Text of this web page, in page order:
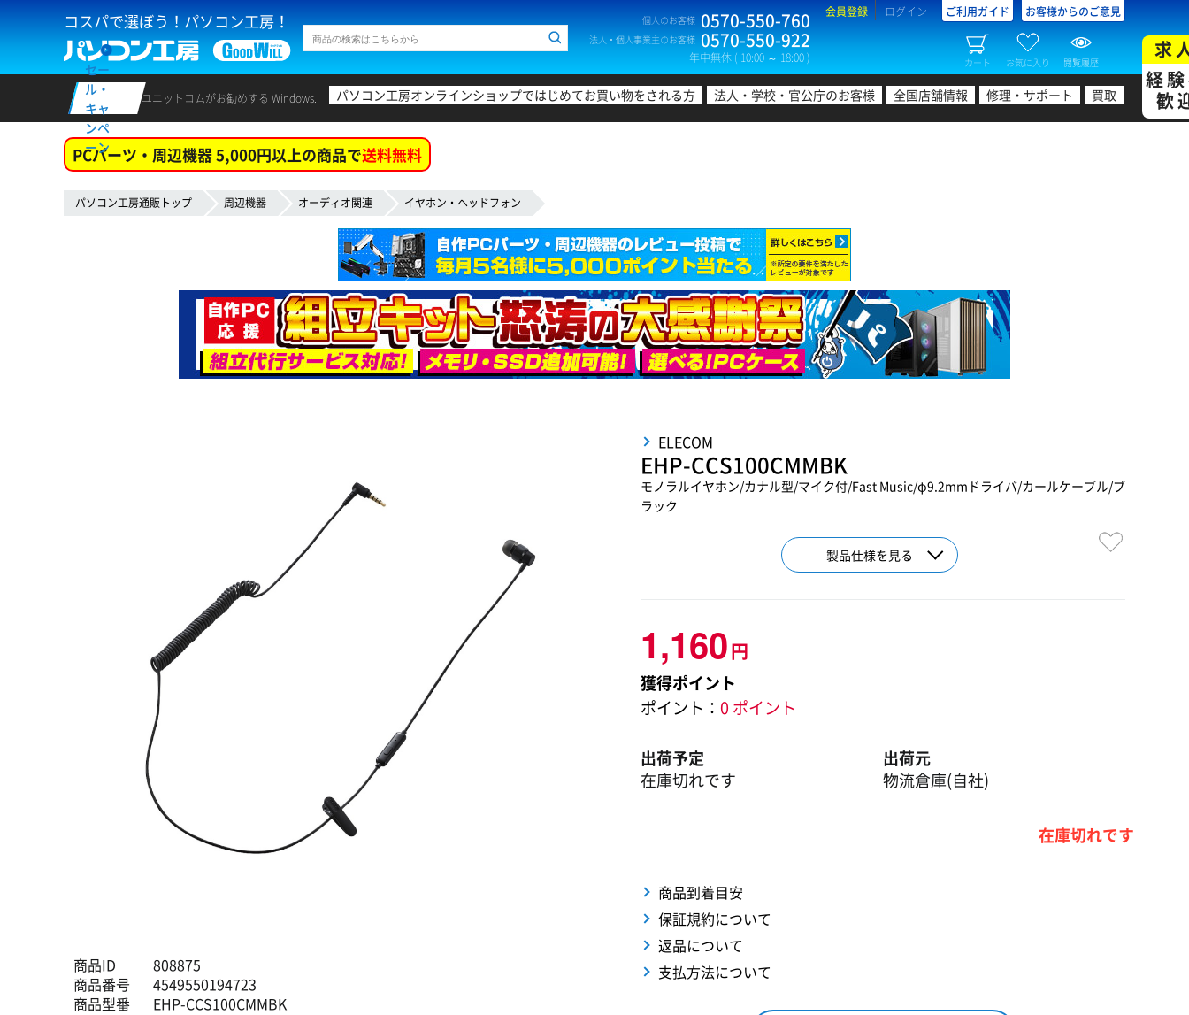
コスパで選ぼう！パソコン工房！ 個人のお客様 0570-550-760
法人・個人事業主のお客様 0570-550-922
年中無休 ( 10:00 ～ 18:00 )
会員登録 ログイン ご利用ガイド お客様からのご意見
カート お気に入り 閲覧履歴
セー
ル・
キャ
ンペ
ーン
ユニットコムがお勧めする Windows. パソコン工房オンラインショップではじめてお買い物をされる方 法人・学校・官公庁のお客様 全国店舗情報 修理・サポート 買取
求
経
歓
PCパーツ・周辺機器 5,000円以上の商品で送料無料
パソコン工房通販トップ 周辺機器 オーディオ関連 イヤホン・ヘッドフォン
商品ID
808875
商品番号
4549550194723
商品型番
EHP-CCS100CMMBK
ELECOM
EHP-CCS100CMMBK
モノラルイヤホン/カナル型/マイク付/Fast Music/φ9.2mmドライバ/カールケーブル/ブ
ラック
製品仕様を見る
1,160円
獲得ポイント
ポイント： 0 ポイント
出荷予定
在庫切れです
出荷元
物流倉庫(自社)
在庫切れです
商品到着目安
保証規約について
返品について
支払方法について